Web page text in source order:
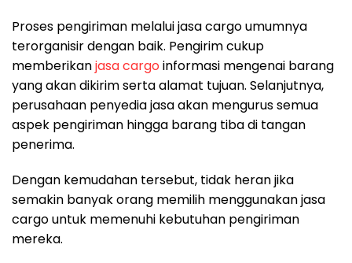
Proses pengiriman melalui jasa cargo umumnya
terorganisir dengan baik. Pengirim cukup
memberikanjasa cargo informasi mengenai barang
yang akan dikirim serta alamat tujuan. Selanjutnya,
perusahaan penyedia jasa akan mengurus semua
aspek pengiriman hingga barang tiba di tangan
penerima.
Dengan kemudahan tersebut, tidak heran jika
semakin banyak orang memilih menggunakan jasa
cargo untuk memenuhi kebutuhan pengiriman
mereka.